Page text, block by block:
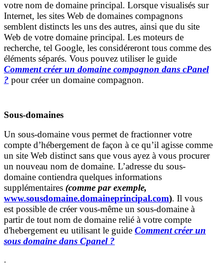
votre nom de domaine principal. Lorsque visualisés sur
Internet, les sites Web de domaines compagnons
semblent distincts les uns des autres, ainsi que du site
Web de votre domaine principal. Les moteurs de
recherche, tel Google, les considéreront tous comme des
éléments séparés. Vous pouvez utiliser le guide
Comment créer un domaine compagnon dans cPanel
? pour créer un domaine compagnon.
Sous-domaines
Un sous-domaine vous permet de fractionner votre
compte d’hébergement de façon à ce qu’il agisse comme
un site Web distinct sans que vous ayez à vous procurer
un nouveau nom de domaine. L’adresse du sous-
domaine contiendra quelques informations
supplémentaires (comme par exemple,
www.sousdomaine.domaineprincipal.com). Il vous
est possible de créer vous-même un sous-domaine à
partir de tout nom de domaine relié à votre compte
d'hebergement eu utilisant le guide Comment créer un
sous domaine dans Cpanel ?
.